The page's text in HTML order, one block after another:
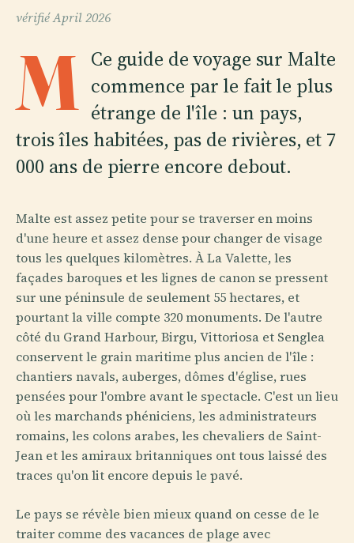
vérifiéApril 2026
M Ce guide de voyage sur Malte
commence par le fait le plus
étrange de l'île : un pays,
trois îles habitées, pas de rivières, et 7
000 ans de pierre encore debout.
Malte est assez petite pour se traverser en moins
d'une heure et assez dense pour changer de visage
tous les quelques kilomètres. À La Valette, les
façades baroques et les lignes de canon se pressent
sur une péninsule de seulement 55 hectares, et
pourtant la ville compte 320 monuments. De l'autre
côté du Grand Harbour, Birgu, Vittoriosa et Senglea
conservent le grain maritime plus ancien de l'île :
chantiers navals, auberges, dômes d'église, rues
pensées pour l'ombre avant le spectacle. C'est un lieu
où les marchands phéniciens, les administrateurs
romains, les colons arabes, les chevaliers de Saint-
Jean et les amiraux britanniques ont tous laissé des
traces qu'on lit encore depuis le pavé.
Le pays se révèle bien mieux quand on cesse de le
traiter comme des vacances de plage avec